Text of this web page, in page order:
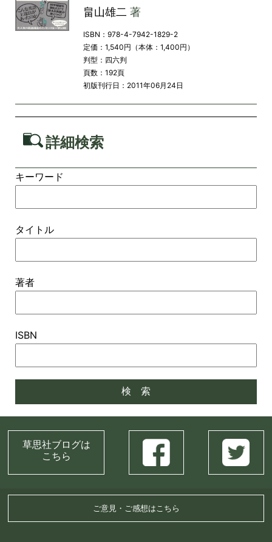
畠山雄二 著
ISBN：978-4-7942-1829-2
定価：1,540円（本体：1,400円）
判型：四六判
頁数：192頁
初版刊行日：2011年06月24日
詳細検索
キーワード
タイトル
著者
ISBN
草思社ブログは
こちら
ご意見・ご感想はこちら